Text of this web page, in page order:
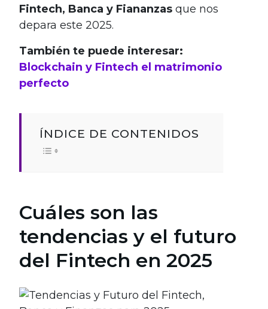
Fintech, Banca y Fiananzas que nos
depara este 2025.
También te puede interesar:
Blockchain y Fintech el matrimonio
perfecto
ÍNDICE DE CONTENIDOS
Cuáles son las
tendencias y el futuro
del Fintech en 2025